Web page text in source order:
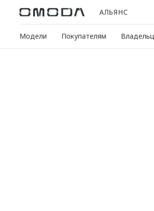
АЛЬЯНС
Модели Покупателям